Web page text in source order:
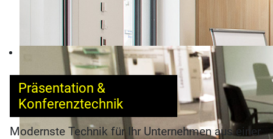
Präsentation &
Konferenztechnik
Modernste Technik für Ihr Unternehmen aus einer